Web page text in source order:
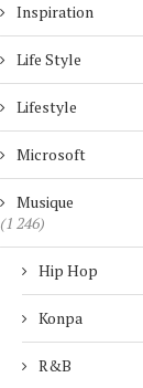
Inspiration
Life Style
Lifestyle
Microsoft
Musique
(1 246)
Hip Hop
Konpa
R&B